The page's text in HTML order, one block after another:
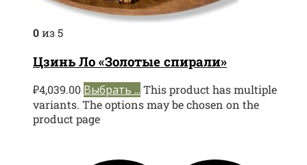
0из 5
Цзинь Ло «Золотые спирали»
₽4,039.00 Выбрать ... This product has multiple
variants. The options may be chosen on the
product page